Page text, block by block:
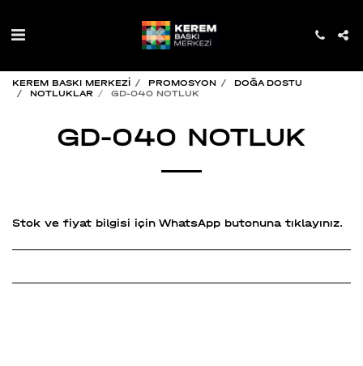
KEREM BASKI MERKEZİ PROMOSYON
DOĞA DOSTU
NOTLUKLAR
GD-040 NOTLUK
GD-040 NOTLUK
Stok ve fiyat bilgisi için WhatsApp butonuna tıklayınız.